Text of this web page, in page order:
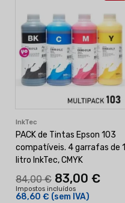
InkTec
PACK de Tintas Epson 103
compatíveis. 4 garrafas de 1
litro InkTec, CMYK
84,00 € 83,00 €
Impostos incluídos
68,60 € (sem IVA)